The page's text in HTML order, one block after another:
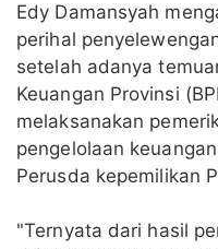
Edy Damansyah
perihal
setelah adanya
Keuangan Provinsi
melaksanakan
pengelolaan
Perusda kepemilikan
"Ternyata dari hasil